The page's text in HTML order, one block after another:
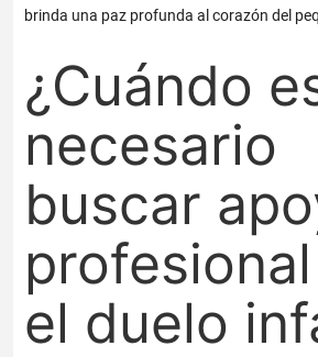
brinda una paz profunda al corazón del
¿Cuándo
necesario
buscar
el duelo